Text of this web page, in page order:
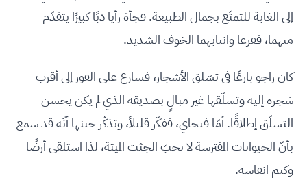
إلى الغابة للتمتّع بجمال الطبيعة. فجأة رأيا دبًا كبيرًا يتقدّم
منهما، ففزعا وانتابهما الخوف الشديد.
كان راجو بارعًا في تسّلق الأشجار، فسارع على الفور إلى أقرب
شجرة إليه وتسلّقها غير مبالٍ بصديقه الذي لم يكن يحسن
التسلّق إطلاقًا. أمّا فيجاي، ففكّر قليلاً، وتذكّر حينها أنّه قد سمع
بأنّ الحيوانات المفترسة لا تحبّ الجثث الميتة، لذا استلقى أرضًا
وكتم انفاسه.